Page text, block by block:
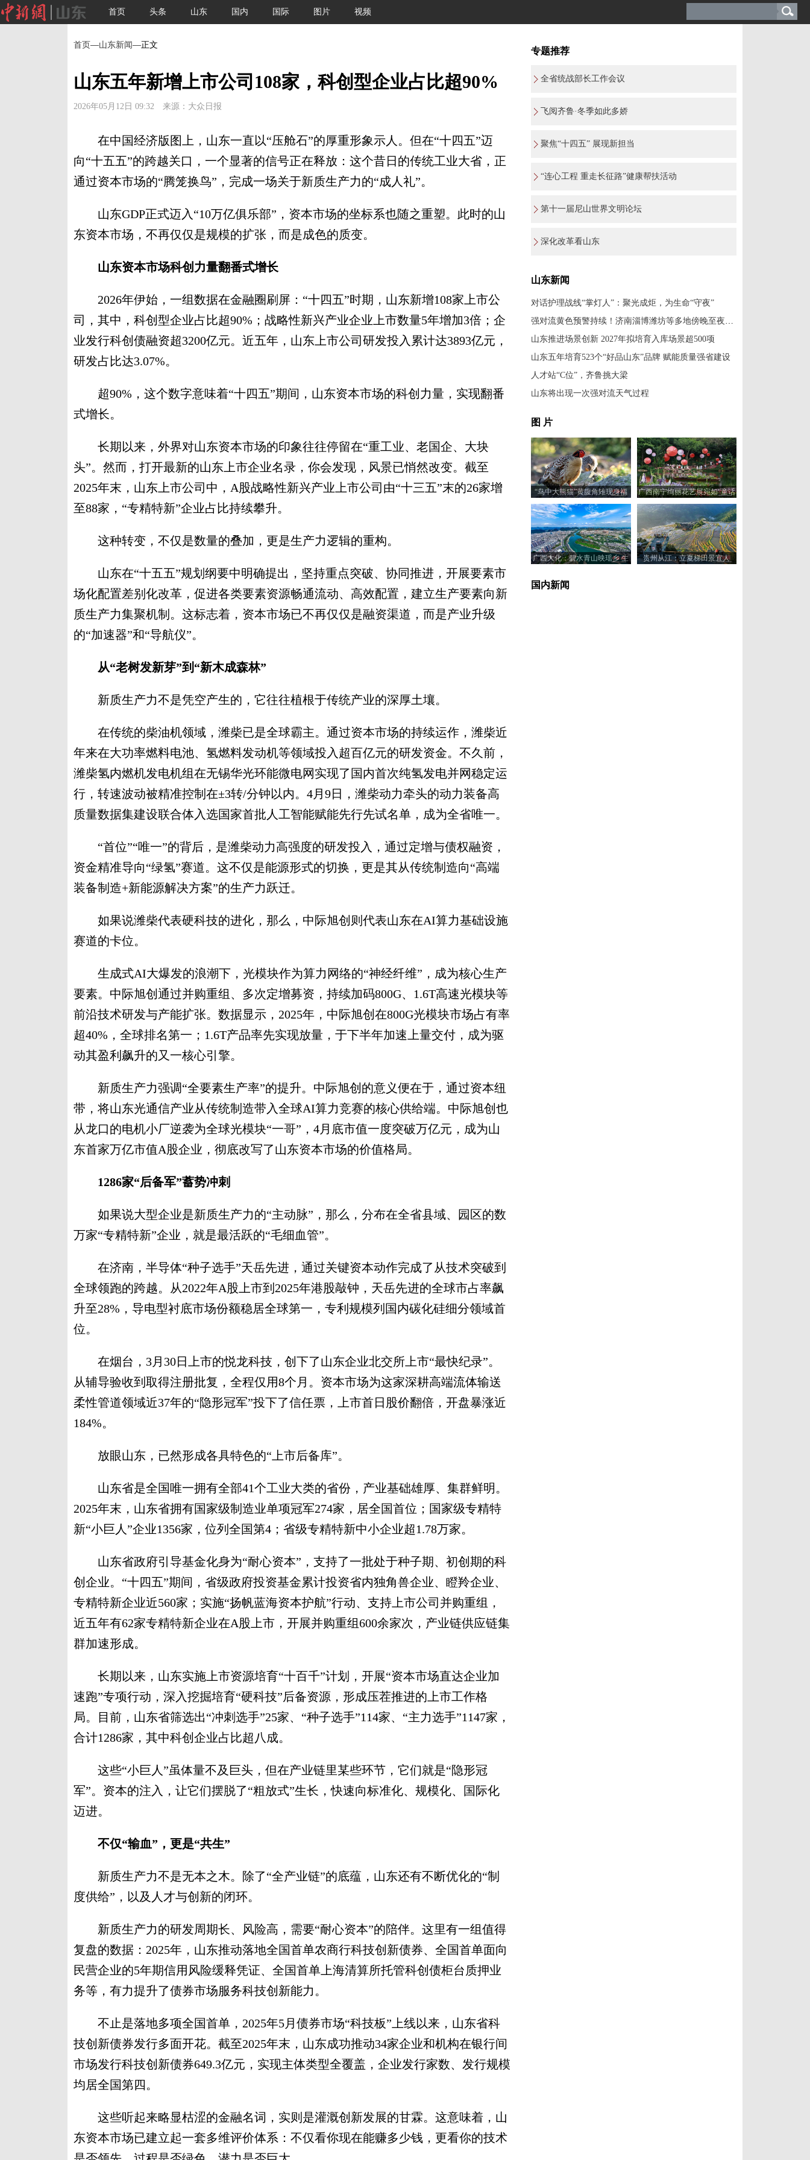
首页 头条 山东 国内 国际 图片 视频
首页—山东新闻—正文
山东五年新增上市公司108家，科创型企业占比超90%
2026年05月12日 09:32 来源：大众日报
在中国经济版图上，山东一直以“压舱石”的厚重形象示人。但在“十四五”迈
向“十五五”的跨越关口，一个显著的信号正在释放：这个昔日的传统工业大省，正
通过资本市场的“腾笼换鸟”，完成一场关于新质生产力的“成人礼”。
山东GDP正式迈入“10万亿俱乐部”，资本市场的坐标系也随之重塑。此时的山
东资本市场，不再仅仅是规模的扩张，而是成色的质变。
山东资本市场科创力量翻番式增长
2026年伊始，一组数据在金融圈刷屏：“十四五”时期，山东新增108家上市公
司，其中，科创型企业占比超90%；战略性新兴产业企业上市数量5年增加3倍；企
业发行科创债融资超3200亿元。近五年，山东上市公司研发投入累计达3893亿元，
研发占比达3.07%。
超90%，这个数字意味着“十四五”期间，山东资本市场的科创力量，实现翻番
式增长。
长期以来，外界对山东资本市场的印象往往停留在“重工业、老国企、大块
头”。然而，打开最新的山东上市企业名录，你会发现，风景已悄然改变。截至
2025年末，山东上市公司中，A股战略性新兴产业上市公司由“十三五”末的26家增
至88家，“专精特新”企业占比持续攀升。
这种转变，不仅是数量的叠加，更是生产力逻辑的重构。
山东在“十五五”规划纲要中明确提出，坚持重点突破、协同推进，开展要素市
场化配置差别化改革，促进各类要素资源畅通流动、高效配置，建立生产要素向新
质生产力集聚机制。这标志着，资本市场已不再仅仅是融资渠道，而是产业升级
的“加速器”和“导航仪”。
从“老树发新芽”到“新木成森林”
新质生产力不是凭空产生的，它往往植根于传统产业的深厚土壤。
在传统的柴油机领域，潍柴已是全球霸主。通过资本市场的持续运作，潍柴近
年来在大功率燃料电池、氢燃料发动机等领域投入超百亿元的研发资金。不久前，
潍柴氢内燃机发电机组在无锡华光环能微电网实现了国内首次纯氢发电并网稳定运
行，转速波动被精准控制在±3转/分钟以内。4月9日，潍柴动力牵头的动力装备高
质量数据集建设联合体入选国家首批人工智能赋能先行先试名单，成为全省唯一。
“首位”“唯一”的背后，是潍柴动力高强度的研发投入，通过定增与债权融资，
资金精准导向“绿氢”赛道。这不仅是能源形式的切换，更是其从传统制造向“高端
装备制造+新能源解决方案”的生产力跃迁。
如果说潍柴代表硬科技的进化，那么，中际旭创则代表山东在AI算力基础设施
赛道的卡位。
生成式AI大爆发的浪潮下，光模块作为算力网络的“神经纤维”，成为核心生产
要素。中际旭创通过并购重组、多次定增募资，持续加码800G、1.6T高速光模块等
前沿技术研发与产能扩张。数据显示，2025年，中际旭创在800G光模块市场占有率
超40%，全球排名第一；1.6T产品率先实现放量，于下半年加速上量交付，成为驱
动其盈利飙升的又一核心引擎。
新质生产力强调“全要素生产率”的提升。中际旭创的意义便在于，通过资本纽
带，将山东光通信产业从传统制造带入全球AI算力竞赛的核心供给端。中际旭创也
从龙口的电机小厂逆袭为全球光模块“一哥”，4月底市值一度突破万亿元，成为山
东首家万亿市值A股企业，彻底改写了山东资本市场的价值格局。
1286家“后备军”蓄势冲刺
如果说大型企业是新质生产力的“主动脉”，那么，分布在全省县域、园区的数
万家“专精特新”企业，就是最活跃的“毛细血管”。
在济南，半导体“种子选手”天岳先进，通过关键资本动作完成了从技术突破到
全球领跑的跨越。从2022年A股上市到2025年港股敲钟，天岳先进的全球市占率飙
升至28%，导电型衬底市场份额稳居全球第一，专利规模列国内碳化硅细分领域首
位。
在烟台，3月30日上市的悦龙科技，创下了山东企业北交所上市“最快纪录”。
从辅导验收到取得注册批复，全程仅用8个月。资本市场为这家深耕高端流体输送
柔性管道领域近37年的“隐形冠军”投下了信任票，上市首日股价翻倍，开盘暴涨近
184%。
放眼山东，已然形成各具特色的“上市后备库”。
山东省是全国唯一拥有全部41个工业大类的省份，产业基础雄厚、集群鲜明。
2025年末，山东省拥有国家级制造业单项冠军274家，居全国首位；国家级专精特
新“小巨人”企业1356家，位列全国第4；省级专精特新中小企业超1.78万家。
山东省政府引导基金化身为“耐心资本”，支持了一批处于种子期、初创期的科
创企业。“十四五”期间，省级政府投资基金累计投资省内独角兽企业、瞪羚企业、
专精特新企业近560家；实施“扬帆蓝海资本护航”行动、支持上市公司并购重组，
近五年有62家专精特新企业在A股上市，开展并购重组600余家次，产业链供应链集
群加速形成。
长期以来，山东实施上市资源培育“十百千”计划，开展“资本市场直达企业加
速跑”专项行动，深入挖掘培育“硬科技”后备资源，形成压茬推进的上市工作格
局。目前，山东省筛选出“冲刺选手”25家、“种子选手”114家、“主力选手”1147家，
合计1286家，其中科创企业占比超八成。
这些“小巨人”虽体量不及巨头，但在产业链里某些环节，它们就是“隐形冠
军”。资本的注入，让它们摆脱了“粗放式”生长，快速向标准化、规模化、国际化
迈进。
不仅“输血”，更是“共生”
新质生产力不是无本之木。除了“全产业链”的底蕴，山东还有不断优化的“制
度供给”，以及人才与创新的闭环。
新质生产力的研发周期长、风险高，需要“耐心资本”的陪伴。这里有一组值得
复盘的数据：2025年，山东推动落地全国首单农商行科技创新债券、全国首单面向
民营企业的5年期信用风险缓释凭证、全国首单上海清算所托管科创债柜台质押业
务等，有力提升了债券市场服务科技创新能力。
不止是落地多项全国首单，2025年5月债券市场“科技板”上线以来，山东省科
技创新债券发行多面开花。截至2025年末，山东成功推动34家企业和机构在银行间
市场发行科技创新债券649.3亿元，实现主体类型全覆盖，企业发行家数、发行规模
均居全国第四。
这些听起来略显枯涩的金融名词，实则是灌溉创新发展的甘霖。这意味着，山
东资本市场已建立起一套多维评价体系：不仅看你现在能赚多少钱，更看你的技术
专题推荐
全省统战部长工作会议
飞阅齐鲁·冬季如此多娇
聚焦“十四五” 展现新担当
“连心工程 重走长征路”健康帮扶活动
第十一届尼山世界文明论坛
深化改革看山东
山东新闻
对话护理战线“掌灯人”：聚光成炬，为生命“守夜”
强对流黄色预警持续！济南淄博潍坊等多地傍晚至夜间有雷雨冰雹
山东推进场景创新 2027年拟培育入库场景超500项
山东五年培育523个“好品山东”品牌 赋能质量强省建设
人才站“C位”，齐鲁挑大梁
山东将出现一次强对流天气过程
图 片
“鸟中大熊猫”黄腹角雉现身福
建建瓯
广西南宁绚丽花艺展宛如“童话
世界”
广西大化：碧水青山映瑶乡 生
贵州从江：立夏梯田景宜人
国内新闻